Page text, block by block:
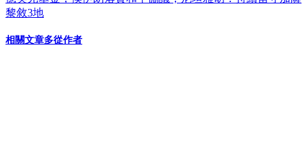
黎敘3地
相關文章多從作者